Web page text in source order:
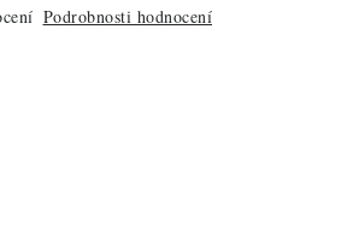
Podrobnosti hodnocení